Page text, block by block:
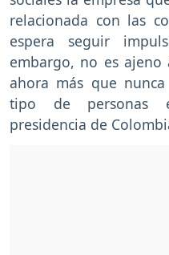
relacionada con las
espera seguir
embargo, no es
ahora más que
tipo de personas
presidencia de